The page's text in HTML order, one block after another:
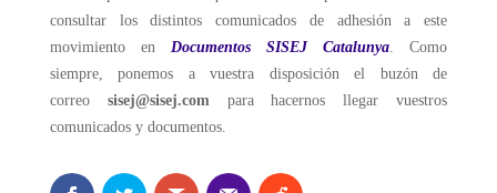
consultar los distintos comunicados de adhesión a este
movimiento en Documentos SISEJ Catalunya.Como
siempre, ponemos a vuestra disposición el buzón de
correo sisej@sisej.compara hacernos llegar vuestros
comunicados y documentos.